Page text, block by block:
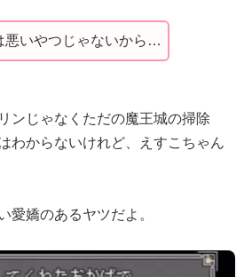
悪いやつじゃないから…
ンじゃなくただの魔王城の掃除
わからないけれど、えすこちゃん
愛嬌のあるヤツだよ。